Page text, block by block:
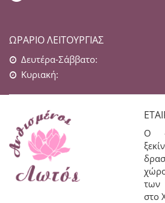
ΩΡΆΡΙΟ ΛΕΙΤΟΥΡΓΊΑΣ
Δευτέρα-Σάββατο:
Κυριακή:
Ο
των
στο